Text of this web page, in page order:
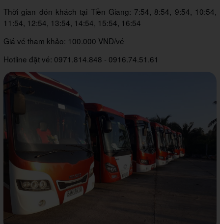
Thời gian đón khách tại Tiền Giang: 7:54, 8:54, 9:54, 10:54,
11:54, 12:54, 13:54, 14:54, 15:54, 16:54
Giá vé tham khảo: 100.000 VNĐ/vé
Hotline đặt vé: 0971.814.848 - 0916.74.51.61